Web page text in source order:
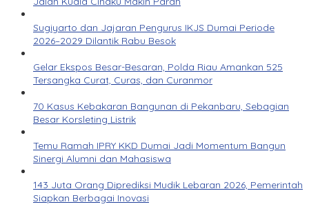
Sugiyarto dan Jajaran Pengurus IKJS Dumai Periode
2026–2029 Dilantik Rabu Besok
Gelar Ekspos Besar-Besaran, Polda Riau Amankan 525
Tersangka Curat, Curas, dan Curanmor
70 Kasus Kebakaran Bangunan di Pekanbaru, Sebagian
Besar Korsleting Listrik
Temu Ramah IPRY KKD Dumai Jadi Momentum Bangun
Sinergi Alumni dan Mahasiswa
143 Juta Orang Diprediksi Mudik Lebaran 2026, Pemerintah
Siapkan Berbagai Inovasi